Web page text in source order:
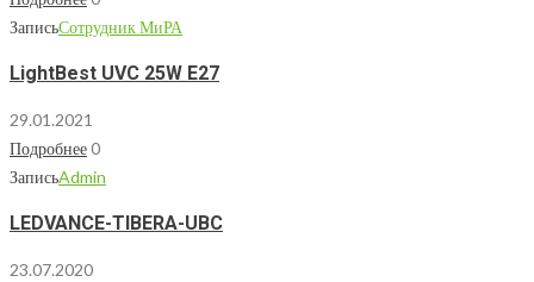
ЗаписьСотрудник МиРА
LightBest UVC 25W E27
29.01.2021
Подробнее0
ЗаписьAdmin
LEDVANCE-TIBERA-UBC
23.07.2020